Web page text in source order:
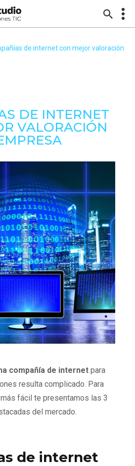
de internet con mejor valoración
DE INTERNET
VALORACIÓN
compañía de internet para
resulta complicado. Para
fácil te presentamos las 3
del mercado.
de internet